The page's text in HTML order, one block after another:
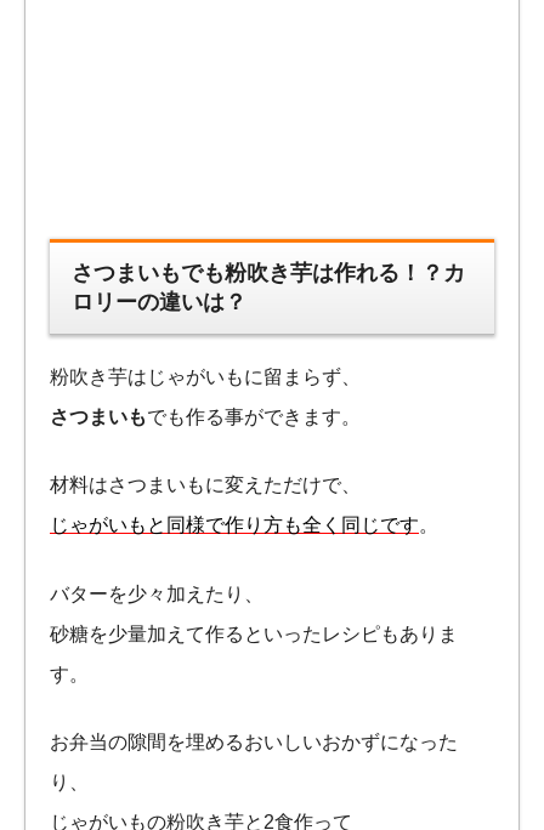
さつまいもでも粉吹き芋は作れる！？カ
ロリーの違いは？
粉吹き芋はじゃがいもに留まらず、
さつまいもでも作る事ができます。
材料はさつまいもに変えただけで、
じゃがいもと同様で作り方も全く同じです。
バターを少々加えたり、
砂糖を少量加えて作るといったレシピもありま
す。
お弁当の隙間を埋めるおいしいおかずになった
り、
じゃがいもの粉吹き芋と2食作って